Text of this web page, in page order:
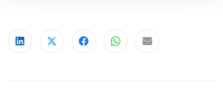
Deel via LinkedIn
Deel via XDeel via Facebook
Deel via WhatsApp
Delen via e-mail